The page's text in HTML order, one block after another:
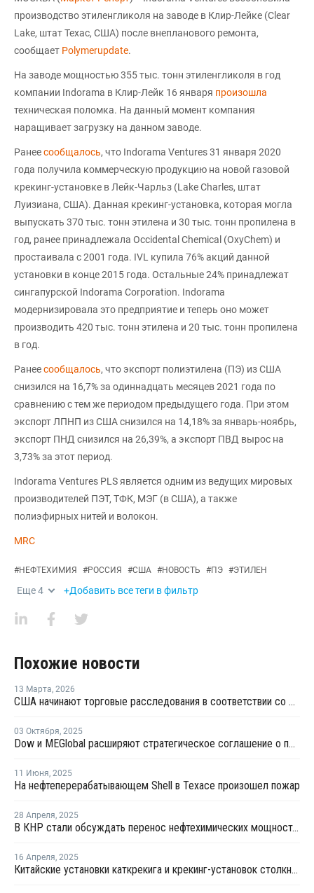
производство этиленгликоля на заводе в Клир-Лейке (Clear
Lake, штат Техас, США) после внепланового ремонта,
сообщает Polymerupdate.
На заводе мощностью 355 тыс. тонн этиленгликоля в год
компании Indorama в Клир-Лейк 16 января произошла
техническая поломка. На данный момент компания
наращивает загрузку на данном заводе.
Ранеесообщалось, что Indorama Ventures 31 января 2020
года получила коммерческую продукцию на новой газовой
крекинг-установке в Лейк-Чарльз (Lake Charles, штат
Луизиана, США). Данная крекинг-установка, которая могла
выпускать 370 тыс. тонн этилена и 30 тыс. тонн пропилена в
год, ранее принадлежала Occidental Chemical (OxyChem) и
простаивала с 2001 года. IVL купила 76% акций данной
установки в конце 2015 года. Остальные 24% принадлежат
сингапурской Indorama Corporation. Indorama
модернизировала это предприятие и теперь оно может
производить 420 тыс. тонн этилена и 20 тыс. тонн пропилена
в год.
Ранеесообщалось, что экспорт полиэтилена (ПЭ) из США
снизился на 16,7% за одиннадцать месяцев 2021 года по
сравнению с тем же периодом предыдущего года. При этом
экспорт ЛПНП из США снизился на 14,18% за январь-ноябрь,
экспорт ПНД снизился на 26,39%, а экспорт ПВД вырос на
3,73% за этот период.
Indorama Ventures PLS является одним из ведущих мировых
производителей ПЭТ, ТФК, МЭГ (в США), а также
полиэфирных нитей и волокон.
MRC
#НЕФТЕХИМИЯ #РОССИЯ #США #НОВОСТЬ #ПЭ #ЭТИЛЕН
Еще4 +Добавить все теги в фильтр
Похожие новости
13 Марта, 2026
США начинают торговые расследования в соответствии со статьей 301 в отношении 16 стран, включая ЕС и Китай
03 Октября, 2025
Dow и MEGlobal расширяют стратегическое соглашение о поставках этилена
11 Июня, 2025
На нефтеперерабатывающем Shell в Техасе произошел пожар
28 Апреля, 2025
В КНР стали обсуждать перенос нефтехимических мощностей в США из-за пошлин
16 Апреля, 2025
Китайские установки каткрекига и крекинг-установок столкнулись нехваткой сырья после ответных пошлин